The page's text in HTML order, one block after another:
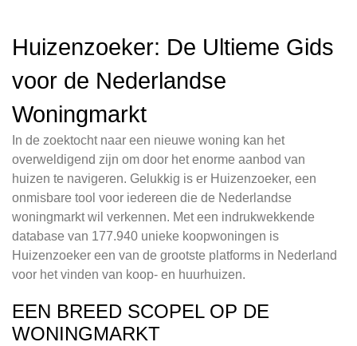
Huizenzoeker: De Ultieme Gids
voor de Nederlandse
Woningmarkt
In de zoektocht naar een nieuwe woning kan het
overweldigend zijn om door het enorme aanbod van
huizen te navigeren. Gelukkig is er Huizenzoeker, een
onmisbare tool voor iedereen die de Nederlandse
woningmarkt wil verkennen. Met een indrukwekkende
database van 177.940 unieke koopwoningen is
Huizenzoeker een van de grootste platforms in Nederland
voor het vinden van koop- en huurhuizen.
EEN BREED SCOPEL OP DE
WONINGMARKT